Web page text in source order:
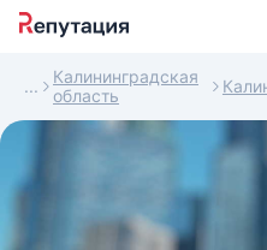
Калининградская
область